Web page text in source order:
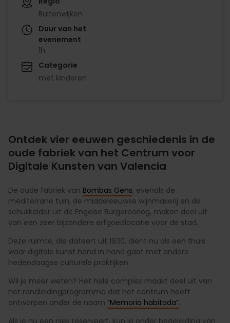
Buitenwijken
Duur van het
evenement
1h
Categorie
met kinderen
Ontdek vier eeuwen geschiedenis in de
oude fabriek van het Centrum voor
Digitale Kunsten van Valencia
De oude fabriek van Bombas Gens, evenals de
mediterrane tuin, de middeleeuwse wijnmakerij en de
schuilkelder uit de Engelse Burgeroorlog, maken deel uit
van een zeer bijzondere erfgoedlocatie voor de stad.
Deze ruimte, die dateert uit 1930, dient nu als een thuis
waar digitale kunst hand in hand gaat met andere
hedendaagse culturele praktijken.
Wil je meer weten? Het hele complex maakt deel uit van
het rondleidingprogramma dat het centrum heeft
ontworpen onder de naam “Memoria habitada”.
Als je nu een plek reserveert, kun je onder begeleiding van